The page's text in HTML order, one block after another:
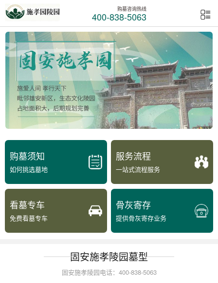
购墓咨询热线
400-838-5063
购墓须知
如何挑选墓地
服务流程
一站式流程服务
看墓专车
免费看墓专车
骨灰寄存
提供骨灰寄存业务
固安施孝陵园墓型
固安施孝陵园电话：400-838-5063